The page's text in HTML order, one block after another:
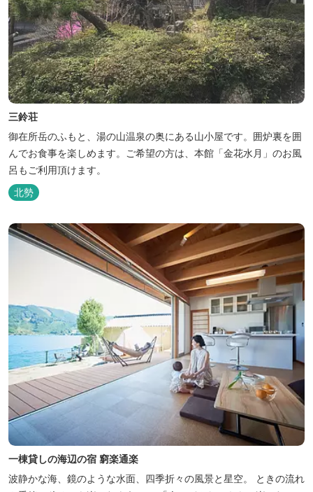
三鈴荘
御在所岳のふもと、湯の山温泉の奥にある山小屋です。囲炉裏を囲
んでお食事を楽しめます。ご希望の方は、本館「金花水月」のお風
呂もご利用頂けます。
北勢
一棟貸しの海辺の宿 窮楽通楽
波静かな海、鏡のような水面、四季折々の風景と星空。 ときの流れ